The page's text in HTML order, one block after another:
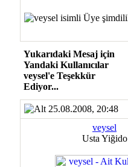
Yukarıdaki Mesaj için
Yandaki Kullanıcılar
veysel'e Teşekkür
Ediyor...
25.08.2008, 20:48
veysel
Usta Yiğido